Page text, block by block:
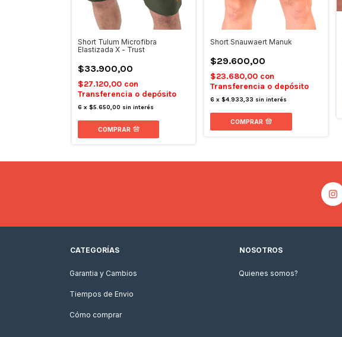
Short Tulum Microfibra
Elastizada X - Trust
$33.900,00
$27.120,00 con
Transferencia o depósito
6 x $5.650,00 sin interés
COMPRAR
Short Snauwaert Manuk
$29.600,00
$23.680,00 con
Transferencia o depósito
6 x$4.933,33 sin interés
COMPRAR
CATEGORÍAS
Garantia y Cambios
Tiempos de Envio
Cómo comprar
NOSOTROS
Quienes somos?